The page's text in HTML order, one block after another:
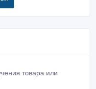
товара или